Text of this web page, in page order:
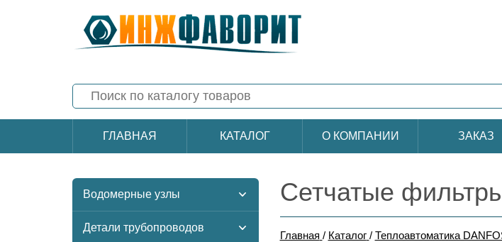
ГЛАВНАЯ КАТАЛОГ О КОМПАНИИ ЗАКАЗ
Водомерные узлы
Детали трубопроводов
Сетчатые
Главная / Каталог / Теплоавтоматика